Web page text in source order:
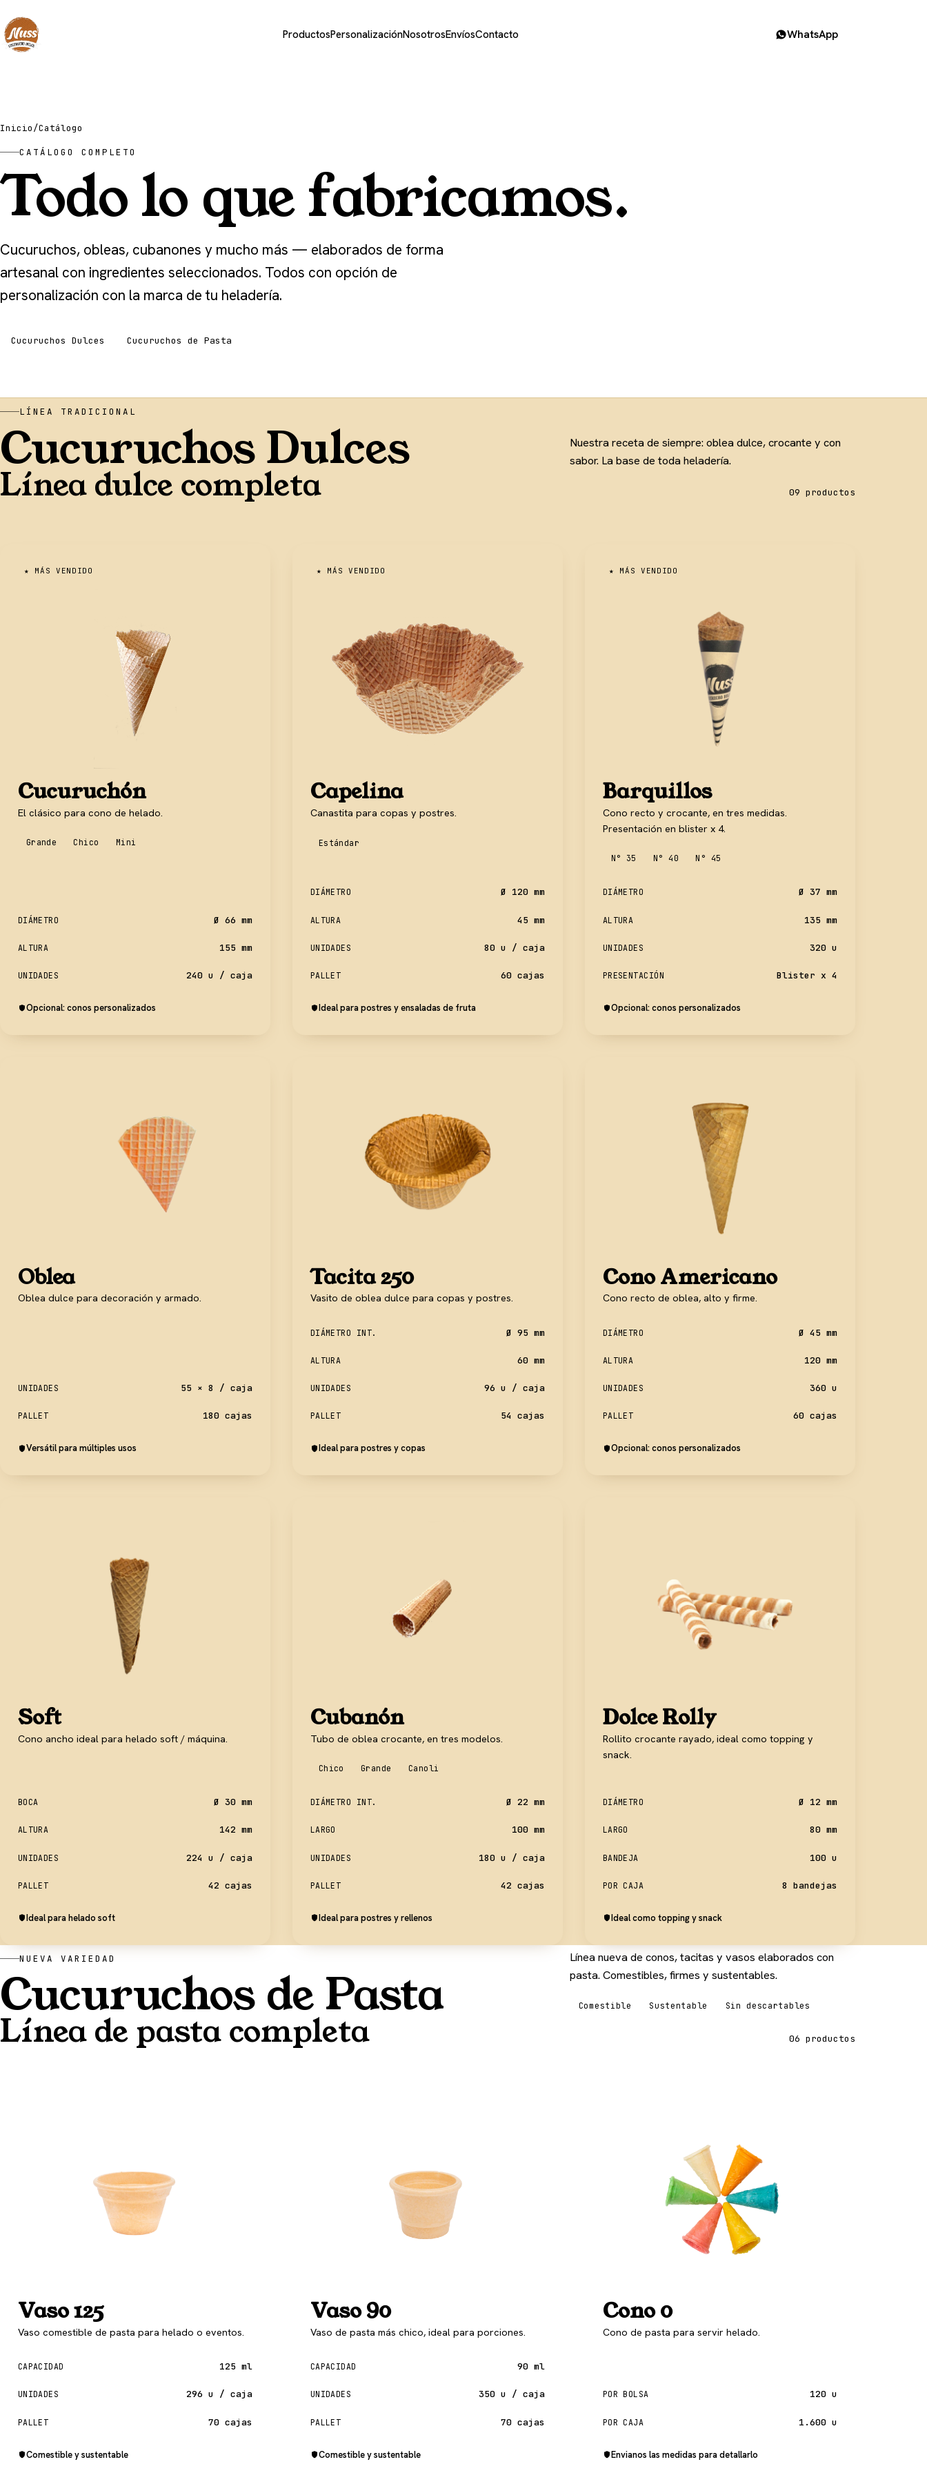
ProductosPersonalizaciónNosotrosEnvíosContacto WhatsApp
Inicio/Catálogo
CATÁLOGO COMPLETO
Todo lo que fabricamos.
Cucuruchos, obleas, cubanones y mucho más — elaborados de forma
artesanal con ingredientes seleccionados. Todos con opción de
personalización con la marca de tu heladería.
Cucuruchos Dulces Cucuruchos de Pasta
LÍNEA TRADICIONAL
Cucuruchos Dulces
Nuestra receta de siempre: oblea dulce, crocante y con
sabor. La base de toda heladería.
Línea dulce completa 09 productos
★ MÁS VENDIDO
Cucuruchón
El clásico para cono de helado.
Grande Chico Mini
DIÁMETRO Ø 66 mm
ALTURA 155 mm
UNIDADES 240 u / caja
Opcional: conos personalizados
★ MÁS VENDIDO
Capelina
Canastita para copas y postres.
Estándar
DIÁMETRO Ø 120 mm
ALTURA 45 mm
UNIDADES 80 u / caja
PALLET 60 cajas
Ideal para postres y ensaladas de fruta
★ MÁS VENDIDO
Barquillos
Cono recto y crocante, en tres medidas.
Presentación en blister x 4.
N° 35 N° 40 N° 45
DIÁMETRO Ø 37 mm
ALTURA 135 mm
UNIDADES 320 u
PRESENTACIÓN Blister x 4
Opcional: conos personalizados
Oblea
Oblea dulce para decoración y armado.
UNIDADES 55 × 8 / caja
PALLET 180 cajas
Versátil para múltiples usos
Tacita 250
Vasito de oblea dulce para copas y postres.
DIÁMETRO INT. Ø 95 mm
ALTURA 60 mm
UNIDADES 96 u / caja
PALLET 54 cajas
Ideal para postres y copas
Cono Americano
Cono recto de oblea, alto y firme.
DIÁMETRO Ø 45 mm
ALTURA 120 mm
UNIDADES 360 u
PALLET 60 cajas
Opcional: conos personalizados
Soft
Cono ancho ideal para helado soft / máquina.
BOCA Ø 30 mm
ALTURA 142 mm
UNIDADES 224 u / caja
PALLET 42 cajas
Ideal para helado soft
Cubanón
Tubo de oblea crocante, en tres modelos.
Chico Grande Canoli
DIÁMETRO INT. Ø 22 mm
LARGO 100 mm
UNIDADES 180 u / caja
PALLET 42 cajas
Ideal para postres y rellenos
Dolce Rolly
Rollito crocante rayado, ideal como topping y
snack.
DIÁMETRO Ø 12 mm
LARGO 80 mm
BANDEJA 100 u
POR CAJA 8 bandejas
Ideal como topping y snack
NUEVA VARIEDAD
Cucuruchos de Pasta
Línea nueva de conos, tacitas y vasos elaborados con
pasta. Comestibles, firmes y sustentables.
Comestible Sustentable Sin descartables
Línea de pasta completa 06 productos
Vaso 125
Vaso comestible de pasta para helado o eventos.
CAPACIDAD 125 ml
UNIDADES 296 u / caja
PALLET 70 cajas
Comestible y sustentable
Vaso 90
Vaso de pasta más chico, ideal para porciones.
CAPACIDAD 90 ml
UNIDADES 350 u / caja
PALLET 70 cajas
Comestible y sustentable
Cono 0
Cono de pasta para servir helado.
POR BOLSA 120 u
POR CAJA 1.600 u
Envianos las medidas para detallarlo